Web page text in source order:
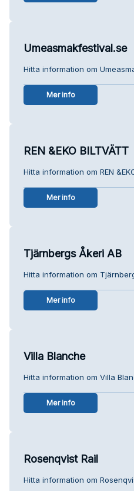
Umeasmakfestival.se
Hitta information om
Mer info
REN &EKO BILTVÄTT
Hitta information om REN
Mer info
Tjärnbergs Åkeri AB
Hitta information om
Mer info
Villa Blanche
Hitta information om Villa
Mer info
Rosenqvist Rail
Hitta information om